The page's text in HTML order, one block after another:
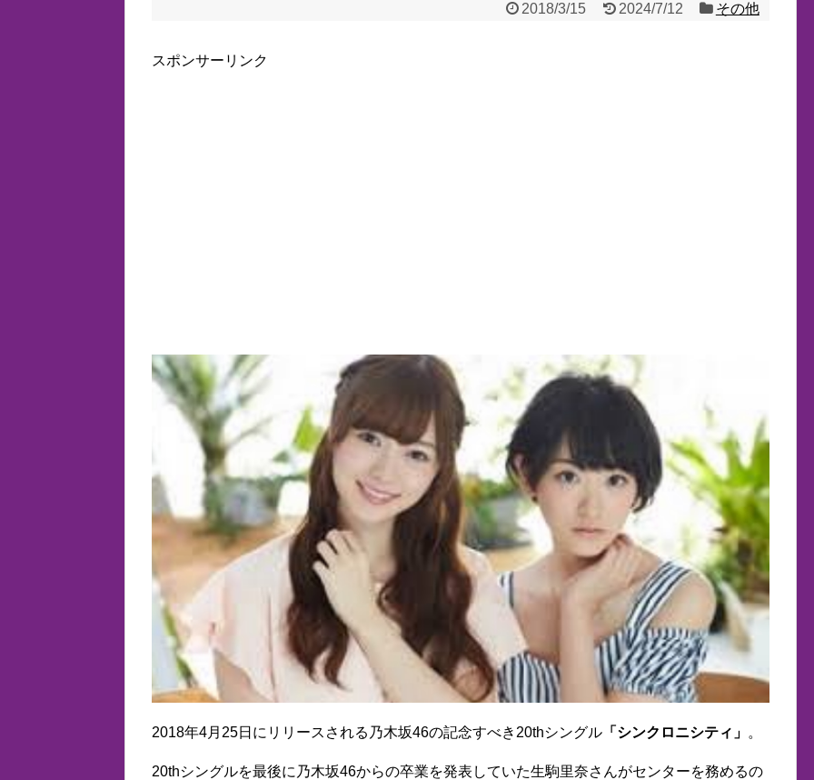
2018/3/15 2024/7/12 その他
スポンサーリンク
2018年4月25日にリリースされる乃木坂46の記念すべき20thシングル 「シンクロニシティ」 。
20thシングルを最後に乃木坂46からの卒業を発表していた生駒里奈さんがセンターを務めるの